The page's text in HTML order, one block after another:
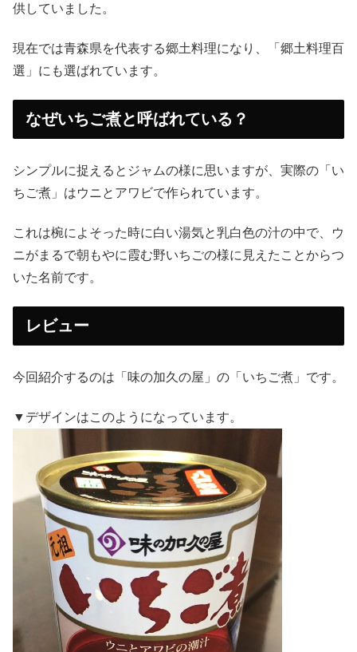
供していました。
現在では青森県を代表する郷土料理になり、「郷土料理百
選」にも選ばれています。
なぜいちご煮と呼ばれている？
シンプルに捉えるとジャムの様に思いますが、実際の「い
ちご煮」はウニとアワビで作られています。
これは椀によそった時に白い湯気と乳白色の汁の中で、ウ
ニがまるで朝もやに霞む野いちごの様に見えたことからつ
いた名前です。
レビュー
今回紹介するのは「味の加久の屋」の「いちご煮」です。
▼デザインはこのようになっています。